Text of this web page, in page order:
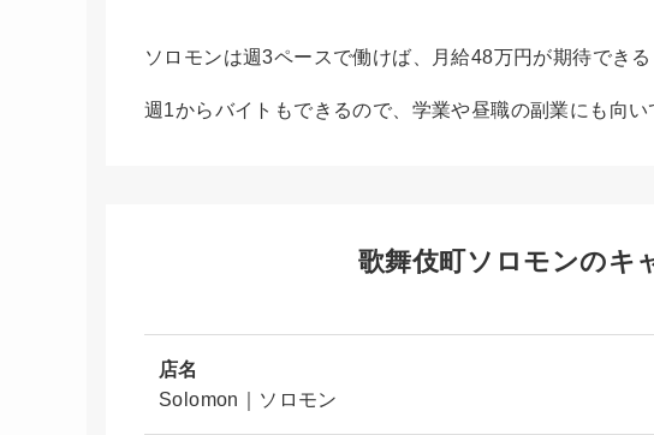
ソロモンは週3ペースで働けば、月給48万円が期待できる
週1からバイトもできるので、学業や昼職の副業にも向い
歌舞伎町ソロモンのキ
店名
Solomon｜ソロモン